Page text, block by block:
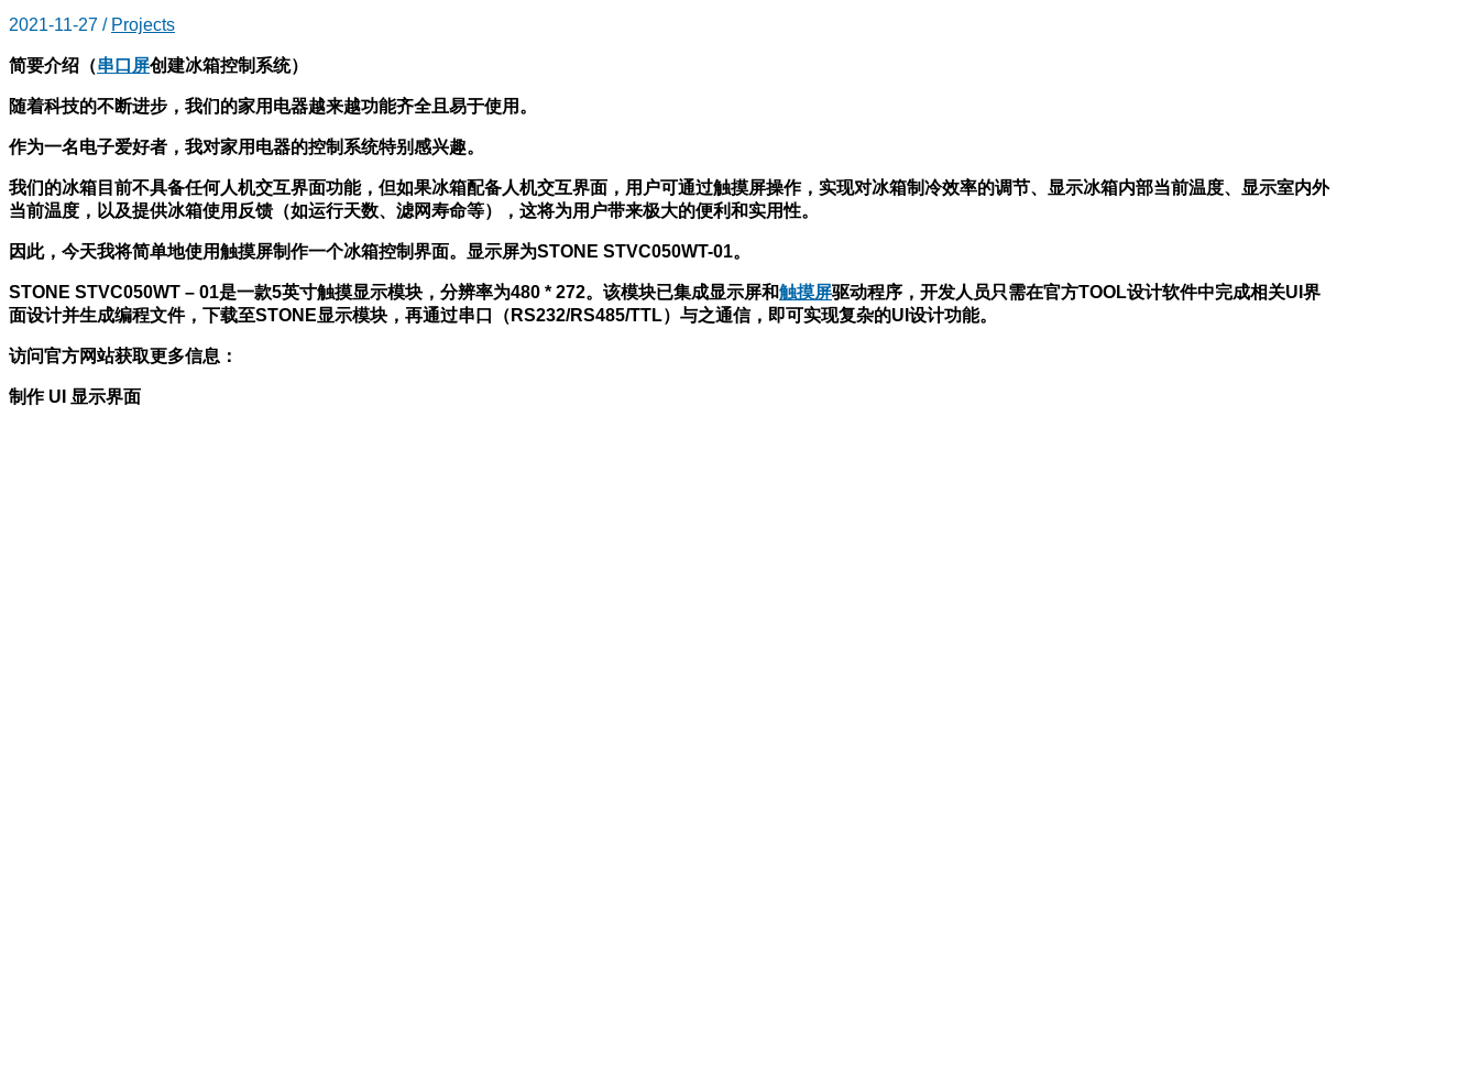
2021-11-27 / Projects
简要介绍（串口屏创建冰箱控制系统）
随着科技的不断进步，我们的家用电器越来越功能齐全且易于使用。
作为一名电子爱好者，我对家用电器的控制系统特别感兴趣。
我们的冰箱目前不具备任何人机交互界面功能，但如果冰箱配备人机交互界面，用户可通过触摸屏操作，实现对冰箱制冷效率的调节、显示冰箱内部当前温度、显示室内外
当前温度，以及提供冰箱使用反馈（如运行天数、滤网寿命等），这将为用户带来极大的便利和实用性。
因此，今天我将简单地使用触摸屏制作一个冰箱控制界面。显示屏为STONE STVC050WT-01。
STONE STVC050WT – 01是一款5英寸触摸显示模块，分辨率为480 * 272。该模块已集成显示屏和触摸屏驱动程序，开发人员只需在官方TOOL设计软件中完成相关UI界
面设计并生成编程文件，下载至STONE显示模块，再通过串口（RS232/RS485/TTL）与之通信，即可实现复杂的UI设计功能。
访问官方网站获取更多信息：
制作 UI 显示界面